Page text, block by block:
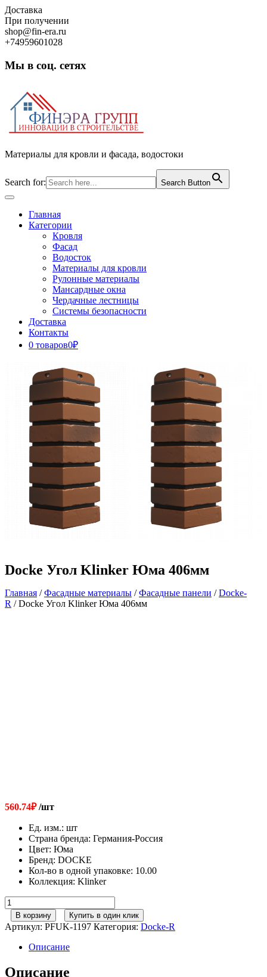
Skip
to
content
Доставка
При получении
shop@fin-era.ru
+74959601028
Мы в соц. сетях
Материалы для кровли и фасада, водостоки
Search for: Search Button
Open
ButtonГлавная
Категории
Кровля
Фасад
Водосток
Материалы для кровли
Рулонные материалы
Мансардные окна
Чердачные лестницы
Системы безопасности
Доставка
Контакты
0 товаров0₽
Docke Угол Klinker Юма 406мм
Главная /Фасадные материалы /Фасадные панели /Docke-
R / Docke Угол Klinker Юма 406мм
560.74₽/шт
Ед. изм.: шт
Страна бренда: Германия-Россия
Цвет: Юма
Бренд: DOCKE
Кол-во в одной упаковке: 10.00
Коллекция: Klinker
Количество
товара
Docke
Угол
Klinker
406мм
В корзину Купить в один клик
Артикул: PFUK-1197 Категория: Docke-R
Описание
Описание